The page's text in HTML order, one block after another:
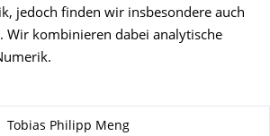
jedoch finden wir insbesondere auch
Wir kombinieren dabei analytische
Tobias Philipp Meng